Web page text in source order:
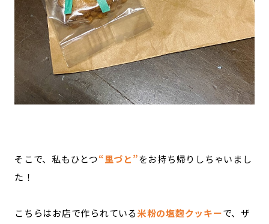
そこで、私もひとつ“里づと”をお持ち帰りしちゃいまし
た！
こちらはお店で作られている米粉の塩麴クッキーで、ザ